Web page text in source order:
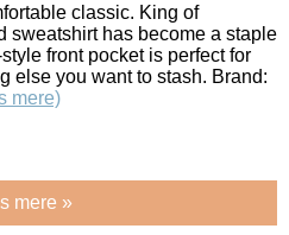
classic. King of
sweatshirt has become a staple
front pocket is perfect for
else you want to stash. Brand:
mere)
mere »